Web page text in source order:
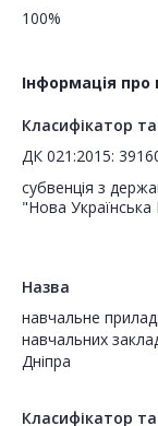
100%
Інформація про
Класифікатор
ДК 021:2015:
субвенція з
"Нова
Назва
навчальне
навчальних
Дніпра
Класифікатор